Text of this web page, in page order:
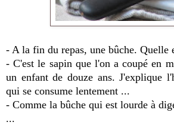
- A la fin du repas, une bûche. Quelle
- C'est le sapin que l'on a coupé en
un enfant de douze ans. J'explique
qui se consume lentement ...
- Comme la bûche qui est lourde à
...